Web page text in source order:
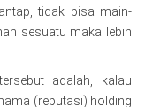
tidak bisa main-
sesuatu maka lebih
adalah, kalau
(reputasi) holding